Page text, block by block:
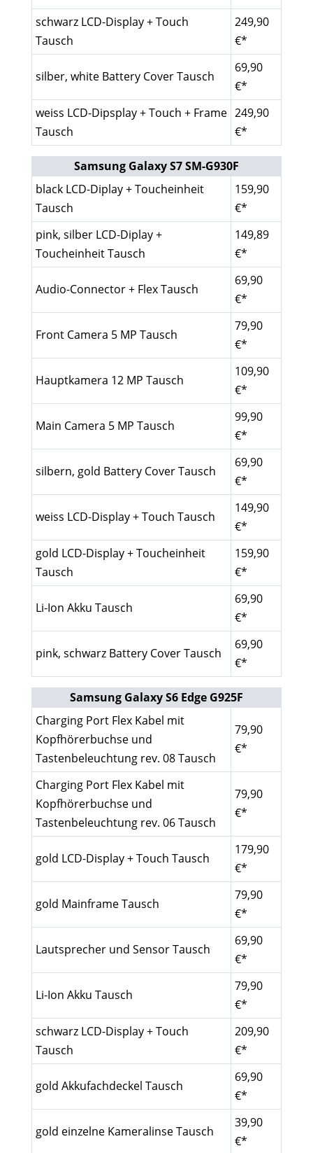
schwarz LCD-Display + Touch
Tausch
249,90
€*
silber, white Battery Cover Tausch
69,90
€*
weiss LCD-Dipsplay + Touch + Frame
Tausch
249,90
€*
Samsung Galaxy S7 SM-G930F
black LCD-Diplay + Toucheinheit
Tausch
159,90
€*
pink, silber LCD-Diplay +
Toucheinheit Tausch
149,89
€*
Audio-Connector + Flex Tausch
69,90
€*
Front Camera 5 MP Tausch
79,90
€*
Hauptkamera 12 MP Tausch
109,90
€*
Main Camera 5 MP Tausch
99,90
€*
silbern, gold Battery Cover Tausch
69,90
€*
weiss LCD-Display + Touch Tausch
149,90
€*
gold LCD-Display + Toucheinheit
Tausch
159,90
€*
Li-Ion Akku Tausch
69,90
€*
pink, schwarz Battery Cover Tausch
69,90
€*
Samsung Galaxy S6 Edge G925F
Charging Port Flex Kabel mit
Kopfhörerbuchse und
Tastenbeleuchtung rev. 08 Tausch
79,90
€*
Charging Port Flex Kabel mit
Kopfhörerbuchse und
Tastenbeleuchtung rev. 06 Tausch
79,90
€*
gold LCD-Display + Touch Tausch
179,90
€*
gold Mainframe Tausch
79,90
€*
Lautsprecher und Sensor Tausch
69,90
€*
Li-Ion Akku Tausch
79,90
€*
schwarz LCD-Display + Touch
Tausch
209,90
€*
gold Akkufachdeckel Tausch
69,90
€*
gold einzelne Kameralinse Tausch
39,90
€*